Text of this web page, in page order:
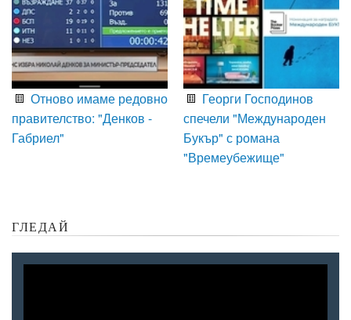
Отново имаме редовно
правителство: "Денков -
Габриел"
Георги Господинов
спечели "Международен
Букър" с романа
"Времеубежище"
ГЛЕДАЙ